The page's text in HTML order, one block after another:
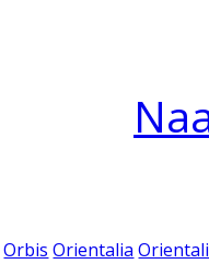
Orbis Orientalia